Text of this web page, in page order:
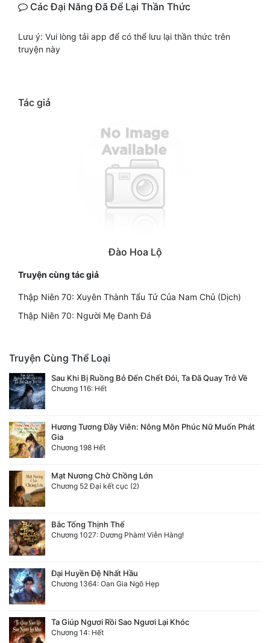
Các Đại Năng Đã Để Lại Thần Thức
Lưu ý: Vui lòng tải app để có thể lưu lại thần thức trên
truyện này
Tác giả
Đào Hoa Lộ
Truyện cùng tác giả
Thập Niên 70: Xuyên Thành Tẩu Tử Của Nam Chủ (Dịch)
Thập Niên 70: Người Mẹ Đanh Đá
Truyện Cùng Thể Loại
Sau Khi Bị Ruồng Bỏ Đến Chết Đói, Ta Đã Quay Trở Về
Chương 116: Hết
Hương Tương Đầy Viên: Nông Môn Phúc Nữ Muốn Phát
Gia
Chương 198 Hết
Mạt Nương Chờ Chồng Lớn
Chương 52 Đại kết cục (2)
Bắc Tống Thịnh Thế
Chương 1027: Dương Phàm! Viễn Hàng!
Đại Huyền Đệ Nhất Hầu
Chương 1364: Oan Gia Ngõ Hẹp
Ta Giúp Ngươi Rồi Sao Ngươi Lại Khóc
Chương 14: Hết